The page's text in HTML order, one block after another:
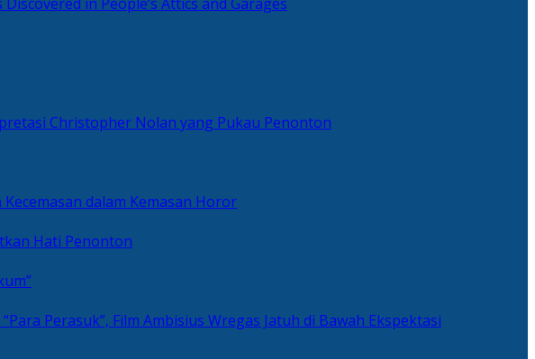
Christopher Nolan yang Pukau Penonton
dalam Kemasan Horor
Hati Penonton
“Para Perasuk”, Film Ambisius Wregas Jatuh di Bawah Ekspektasi